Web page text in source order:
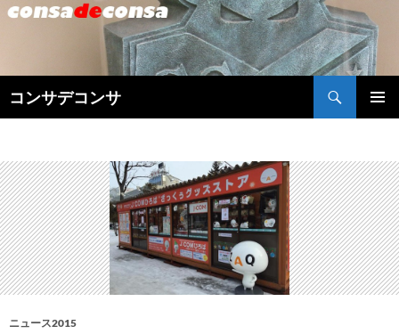
コンサデコンサ
索
ン
ツ
へ
ス
キ
ッ
プ
ニュース2015